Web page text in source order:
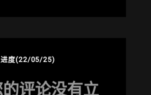
进度(22/05/25)
评论没有立